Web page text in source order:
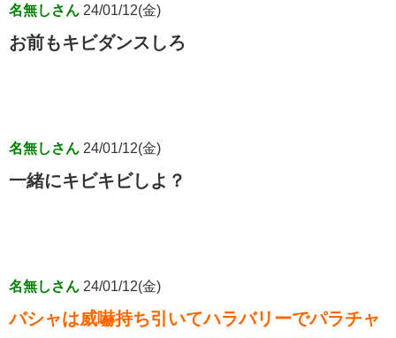
名無しさん 24/01/12(金)
お前もキビダンスしろ
名無しさん 24/01/12(金)
一緒にキビキビしよ？
名無しさん 24/01/12(金)
バシャは威嚇持ち引いてハラバリーでパラチャ